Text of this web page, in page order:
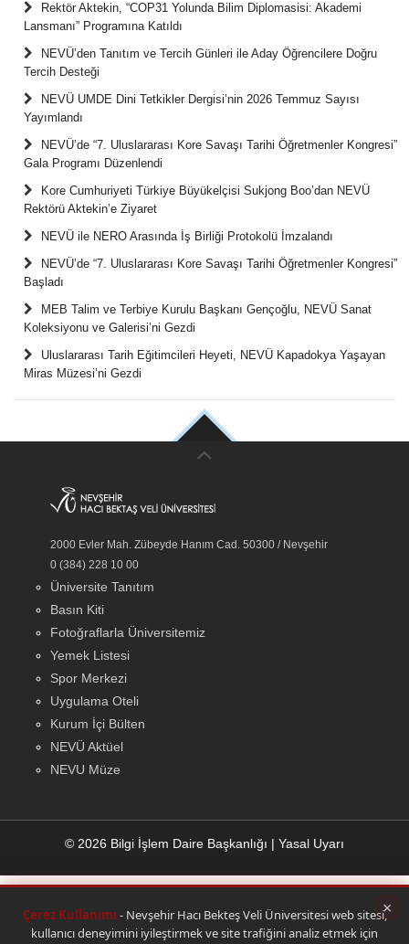
×
Çerez Kullanımı - Nevşehir Hacı Bekteş Veli Üniversitesi web sitesi,
kullanıcı deneyimini iyileştirmek ve site trafiğini analiz etmek için
Rektör Aktekin, “COP31 Yolunda Bilim Diplomasisi: Akademi
Lansmanı” Programına Katıldı
NEVÜ’den Tanıtım ve Tercih Günleri ile Aday Öğrencilere Doğru
Tercih Desteği
NEVÜ UMDE Dini Tetkikler Dergisi’nin 2026 Temmuz Sayısı
Yayımlandı
NEVÜ’de “7. Uluslararası Kore Savaşı Tarihi Öğretmenler Kongresi”
Gala Programı Düzenlendi
Kore Cumhuriyeti Türkiye Büyükelçisi Sukjong Boo’dan NEVÜ
Rektörü Aktekin’e Ziyaret
NEVÜ ile NERO Arasında İş Birliği Protokolü İmzalandı
NEVÜ’de “7. Uluslararası Kore Savaşı Tarihi Öğretmenler Kongresi”
Başladı
MEB Talim ve Terbiye Kurulu Başkanı Gençoğlu, NEVÜ Sanat
Koleksiyonu ve Galerisi’ni Gezdi
Uluslararası Tarih Eğitimcileri Heyeti, NEVÜ Kapadokya Yaşayan
Miras Müzesi’ni Gezdi
2000 Evler Mah. Zübeyde Hanım Cad. 50300 / Nevşehir
0 (384) 228 10 00
Üniversite Tanıtım
Basın Kiti
Fotoğraflarla Üniversitemiz
Yemek Listesi
Spor Merkezi
Uygulama Oteli
Kurum İçi Bülten
NEVÜ Aktüel
NEVU Müze
© 2026 Bilgi İşlem Daire Başkanlığı | Yasal Uyarı